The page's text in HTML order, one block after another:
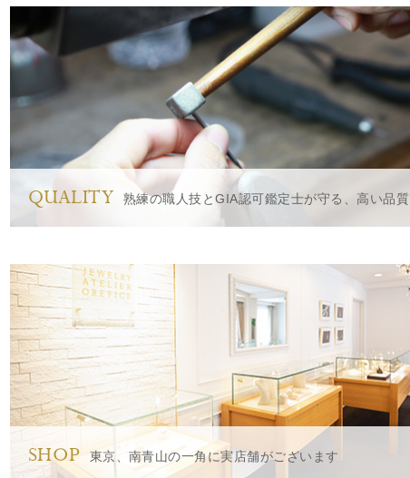
QUALITY 熟練の職人技とGIA認可鑑定士が守る、高い品質
SHOP 東京、南青山の一角に実店舗がございます